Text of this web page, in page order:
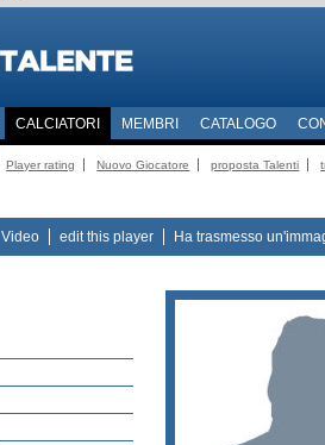
CALCIATORI MEMBRI CATALOGO
Player rating Nuovo Giocatore proposta Talenti
Video edit this player Ha trasmesso